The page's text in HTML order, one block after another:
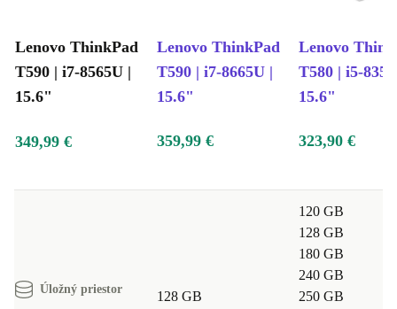
Lenovo ThinkPad
T590 | i7-8565U |
15.6"
Lenovo ThinkPad
T590 | i7-8665U |
15.6"
Lenovo
T580 | i5-
15.6"
349,99 € 359,99 € 323,90 €
Úložný priestor
128 GB
120 GB
128 GB
180 GB
240 GB
250 GB